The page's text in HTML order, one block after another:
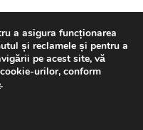
tranzacției de
a asigura funcționarea
și reclamele și pentru a
pe acest site, vă
urilor, conform
.